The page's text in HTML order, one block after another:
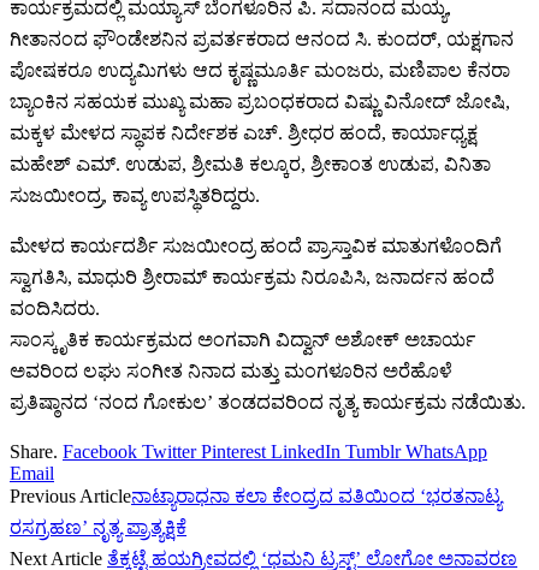
ಕಾರ್ಯಕ್ರಮದಲ್ಲಿ ಮಯ್ಯಾಸ್ ಬೆಂಗಳೂರಿನ ಪಿ. ಸದಾನಂದ ಮಯ್ಯ,
ಗೀತಾನಂದ ಫೌಂಡೇಶನಿನ ಪ್ರವರ್ತಕರಾದ ಆನಂದ ಸಿ. ಕುಂದರ್, ಯಕ್ಷಗಾನ
ಪೋಷಕರೂ ಉದ್ಯಮಿಗಳು ಆದ ಕೃಷ್ಣಮೂರ್ತಿ ಮಂಜರು, ಮಣಿಪಾಲ ಕೆನರಾ
ಬ್ಯಾಂಕಿನ ಸಹಯಕ ಮುಖ್ಯ ಮಹಾ ಪ್ರಬಂಧಕರಾದ ವಿಷ್ಣು ವಿನೋದ್ ಜೋಷಿ,
ಮಕ್ಕಳ ಮೇಳದ ಸ್ಥಾಪಕ ನಿರ್ದೇಶಕ ಎಚ್. ಶ್ರೀಧರ ಹಂದೆ, ಕಾರ್ಯಾಧ್ಯಕ್ಷ
ಮಹೇಶ್ ಎಮ್. ಉಡುಪ, ಶ್ರೀಮತಿ ಕಲ್ಕೂರ, ಶ್ರೀಕಾಂತ ಉಡುಪ, ವಿನಿತಾ
ಸುಜಯೀಂದ್ರ, ಕಾವ್ಯ ಉಪಸ್ಥಿತರಿದ್ದರು.
ಮೇಳದ ಕಾರ್ಯದರ್ಶಿ ಸುಜಯೀಂದ್ರ ಹಂದೆ ಪ್ರಾಸ್ತಾವಿಕ ಮಾತುಗಳೊಂದಿಗೆ
ಸ್ವಾಗತಿಸಿ, ಮಾಧುರಿ ಶ್ರೀರಾಮ್ ಕಾರ್ಯಕ್ರಮ ನಿರೂಪಿಸಿ, ಜನಾರ್ದನ ಹಂದೆ
ವಂದಿಸಿದರು.
ಸಾಂಸ್ಕೃತಿಕ ಕಾರ್ಯಕ್ರಮದ ಅಂಗವಾಗಿ ವಿದ್ವಾನ್ ಅಶೋಕ್ ಅಚಾರ್ಯ
ಅವರಿಂದ ಲಘು ಸಂಗೀತ ನಿನಾದ ಮತ್ತು ಮಂಗಳೂರಿನ ಅರೆಹೊಳೆ
ಪ್ರತಿಷ್ಠಾನದ ‘ನಂದ ಗೋಕುಲ’ ತಂಡದವರಿಂದ ನೃತ್ಯ ಕಾರ್ಯಕ್ರಮ ನಡೆಯಿತು.
Share. Facebook Twitter Pinterest LinkedIn Tumblr WhatsApp
Email
Previous Articleನಾಟ್ಯಾರಾಧನಾ ಕಲಾ ಕೇಂದ್ರದ ವತಿಯಿಂದ ‘ಭರತನಾಟ್ಯ
ರಸಗ್ರಹಣ’ ನೃತ್ಯ ಪ್ರಾತ್ಯಕ್ಷಿಕೆ
Next Article ತೆಕ್ಕಟ್ಟೆ ಹಯಗ್ರೀವದಲ್ಲಿ ‘ಧಮನಿ ಟ್ರಸ್ಟ್’ ಲೋಗೋ ಅನಾವರಣ